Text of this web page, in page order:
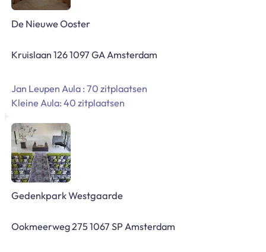
De Nieuwe Ooster
Kruislaan 126 1097 GA Amsterdam
Jan Leupen Aula : 70 zitplaatsen
Kleine Aula: 40 zitplaatsen
Gedenkpark Westgaarde
Ookmeerweg 275 1067 SP Amsterdam